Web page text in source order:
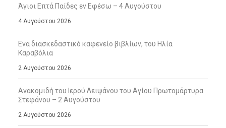
Άγιοι Επτά Παίδες εν Εφέσω – 4 Αυγούστου
4 Αυγούστου 2026
Ενα διασκεδαστικό καφενείο βιβλίων, του Ηλία
Καραβόλια
2 Αυγούστου 2026
Ανακομιδή του Ιερού Λειψάνου του Αγίου Πρωτομάρτυρα
Στεφάνου – 2 Αυγούστου
2 Αυγούστου 2026